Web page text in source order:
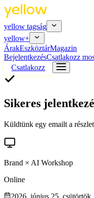
yellow tagság
yellow+
ÁrakEszköztárMagazin
BejelentkezésCsatlakozz
Csatlakozz
Sikeres
Küldtünk egy emailt a
Brand × AI Workshop
Online
2026. június 25. csütörtök